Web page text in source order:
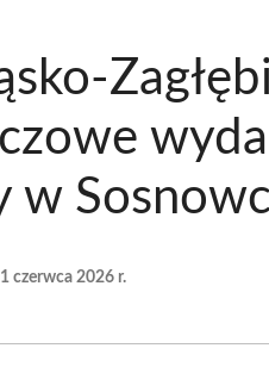
w
1 czerwca 2026 r.